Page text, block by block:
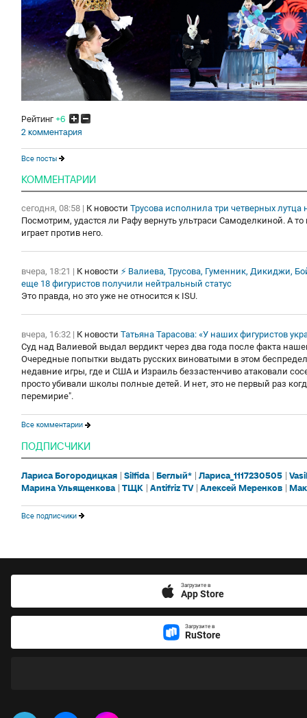
Рейтинг+6
2 комментария
Все посты
КОММЕНТАРИИ
сегодня, 08:58 | К новости Трусова исполнила три четверных
Посмотрим, удастся ли Рафу вернуть ультраси Самоделкиной. А
играет против него.
вчера, 18:21 | К новости ⚡ Валиева, Трусова, Гуменник, Дикиджи,
еще 18 фигуристов получили нейтральный статус
Это правда, но это уже не относится к ISU.
вчера, 16:32 | К новости Татьяна Тарасова: «У наших фигуристов
Суд над Валиевой выдал вердикт через два года после факта
Очередные попытки выдать русских виноватыми в этом
недавние игры, где и США и Израиль беззастенчиво атаковали
просто убивали школы полные детей. И нет, это не первый раз
перемирие".
Все комментарии
ПОДПИСЧИКИ
Лариса Богородицкая Silfida Беглый* Лариса_1117230505
Марина Ульященкова ТЩК Antifriz TV Алексей Меренков
Все подписчики
Загрузите в
App Store
Загрузите в
RuStore